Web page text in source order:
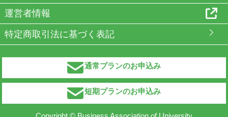
運営者情報
特定商取引法に基づく表記
通常プランのお申込み
短期プランのお申込み